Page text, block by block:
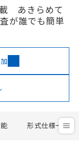
あきらめて
が誰でも簡単
形式仕様一覧